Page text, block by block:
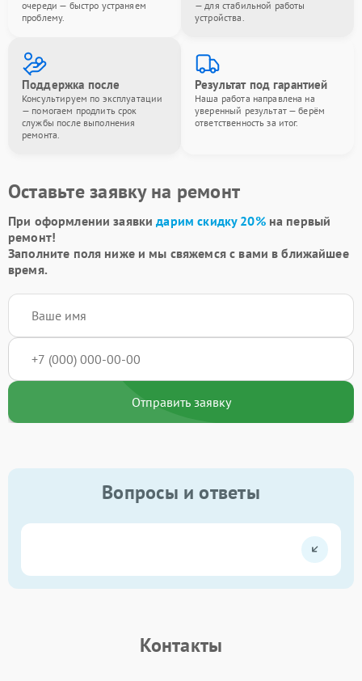
очереди — быстро устраняем
проблему.
— для стабильной работы
устройства.
Поддержка после
Консультируем по эксплуатации
— помогаем продлить срок
службы после выполнения
ремонта.
Результат под гарантией
Наша работа направлена на
уверенный результат — берём
ответственность за итог.
Оставьте заявку на ремонт
При оформлении заявкидарим скидку 20%на первый
ремонт!
Заполните поля ниже и мы свяжемся с вами в ближайшее
время.
Отправить заявку
Вопросы и ответы
Контакты